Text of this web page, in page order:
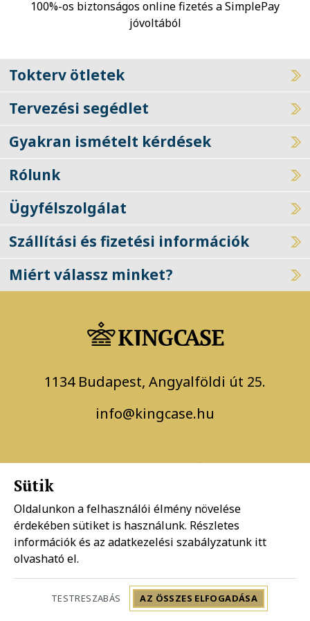
jóvoltából
Tokterv ötletek
Tervezési segédlet
Gyakran ismételt kérdések
Rólunk
Ügyfélszolgálat
Szállítási és fizetési információk
Miért válassz minket?
1134 Budapest, Angyalföldi út 25.
info@kingcase.hu
Adatkezelési szabályzat
Copyright 2026 KingCase Design by BrandBar
Sütik
Oldalunkon a felhasználói élmény növelése
érdekében sütiket is használunk. Részletes
információk és az adatkezelési szabályzatunk itt
olvasható el.
TESTRESZABÁS AZ ÖSSZES ELFOGADÁSA